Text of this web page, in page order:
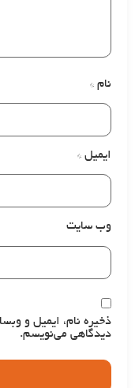
نام *
ایمیل *
وب‌ سایت
ذخیره نام، ایمیل و
دیدگاهی می‌نویسم.